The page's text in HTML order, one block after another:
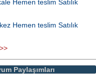
Hemen teslim Satılık
Hemen teslim Satılık
Paylaşımları